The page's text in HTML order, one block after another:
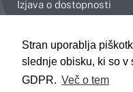
Stran uporablja
slednje obisku, ki so v
GDPR. Več o tem
Izjava o dostopnosti
Celje
Koper
Kranj